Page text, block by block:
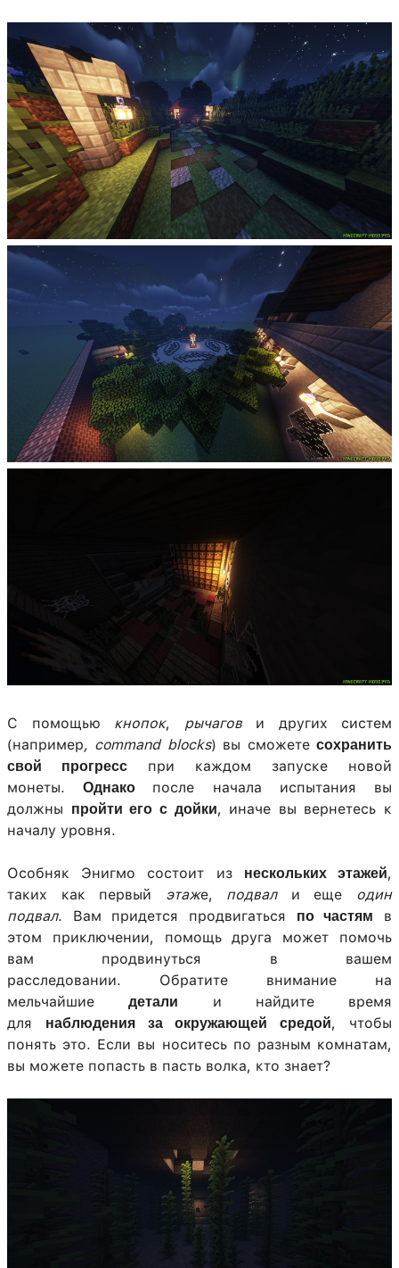
С помощью кнопок, рычагови других систем
(например, command blocks) вы сможетесохранить
свой прогресс при каждом запуске новой
монеты.Однако после начала испытания вы
должны
пройти его с дойки, иначе вы вернетесь к
началу уровня.
Особняк Энигмо состоит из нескольких этажей,
таких как первый этажe, подвали еще один
подвал. Вам придется продвигаться по частям
в
этом приключении, помощь друга может помочь
вам продвинуться в вашем
расследовании. Обратите внимание на
мельчайшиедетали
и найдите время
для
наблюдения за окружающей средой, чтобы
понять это. Если вы носитесь по разным комнатам,
вы можете попасть в пасть волка, кто знает?